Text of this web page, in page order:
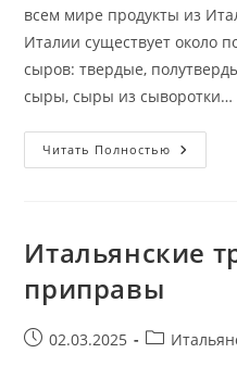
всем мире продукты из
Италии существует около
сыров: твердые,
сыры, сыры из сыворотки…
Читать Полностью
Итальянские
приправы
Запись02.03.2025
Рубрика